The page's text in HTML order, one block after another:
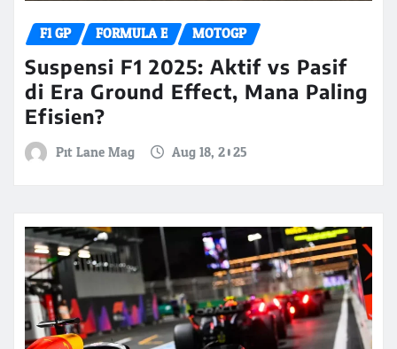
F1 GP FORMULA E MOTOGP
Suspensi F1 2025: Aktif vs Pasif
di Era Ground Effect, Mana Paling
Efisien?
Pit Lane Mag Aug 18, 2025